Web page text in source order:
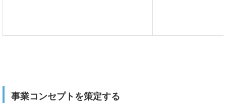
事業コンセプトを策定する